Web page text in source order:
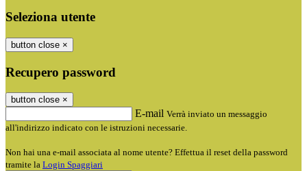
Seleziona utente
button close ×
Recupero password
button close ×
E-mail Verrà inviato un messaggio
all'indirizzo indicato con le istruzioni necessarie.
Non hai una e-mail associata al nome utente? Effettua il reset della password
tramite la Login Spaggiari